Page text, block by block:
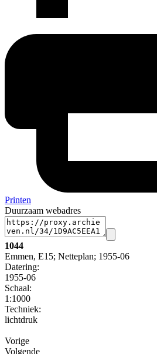
Printen
Duurzaam webadres
1044
Emmen, E15; Netteplan; 1955-06
Datering:
1955-06
Schaal:
1:1000
Techniek:
lichtdruk
Vorige
Volgende